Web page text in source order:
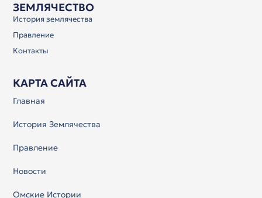
ЗЕМЛЯЧЕСТВО
История землячества
Правление
Контакты
КАРТА САЙТА
Главная
История Землячества
Правление
Новости
Омские Истории